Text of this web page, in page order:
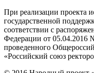
При реализации проекта
государственной
соответствии с
Федерации от 05.04.2016
проведенного
«Российский союз